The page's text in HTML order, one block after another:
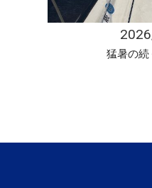
猛暑の続